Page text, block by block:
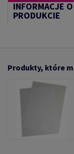
INFORMACJE O
PRODUKCIE
Produkty, które